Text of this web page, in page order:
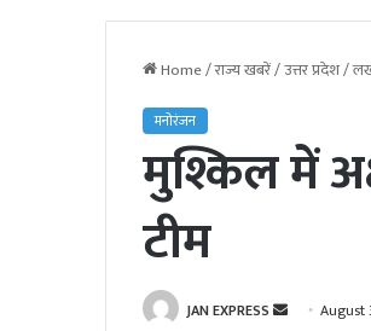
Home/राज्य खबरें/उत्तर प्रदेश/
मनोरंजन
मुश्किल में
टीम
JAN EXPRESS August